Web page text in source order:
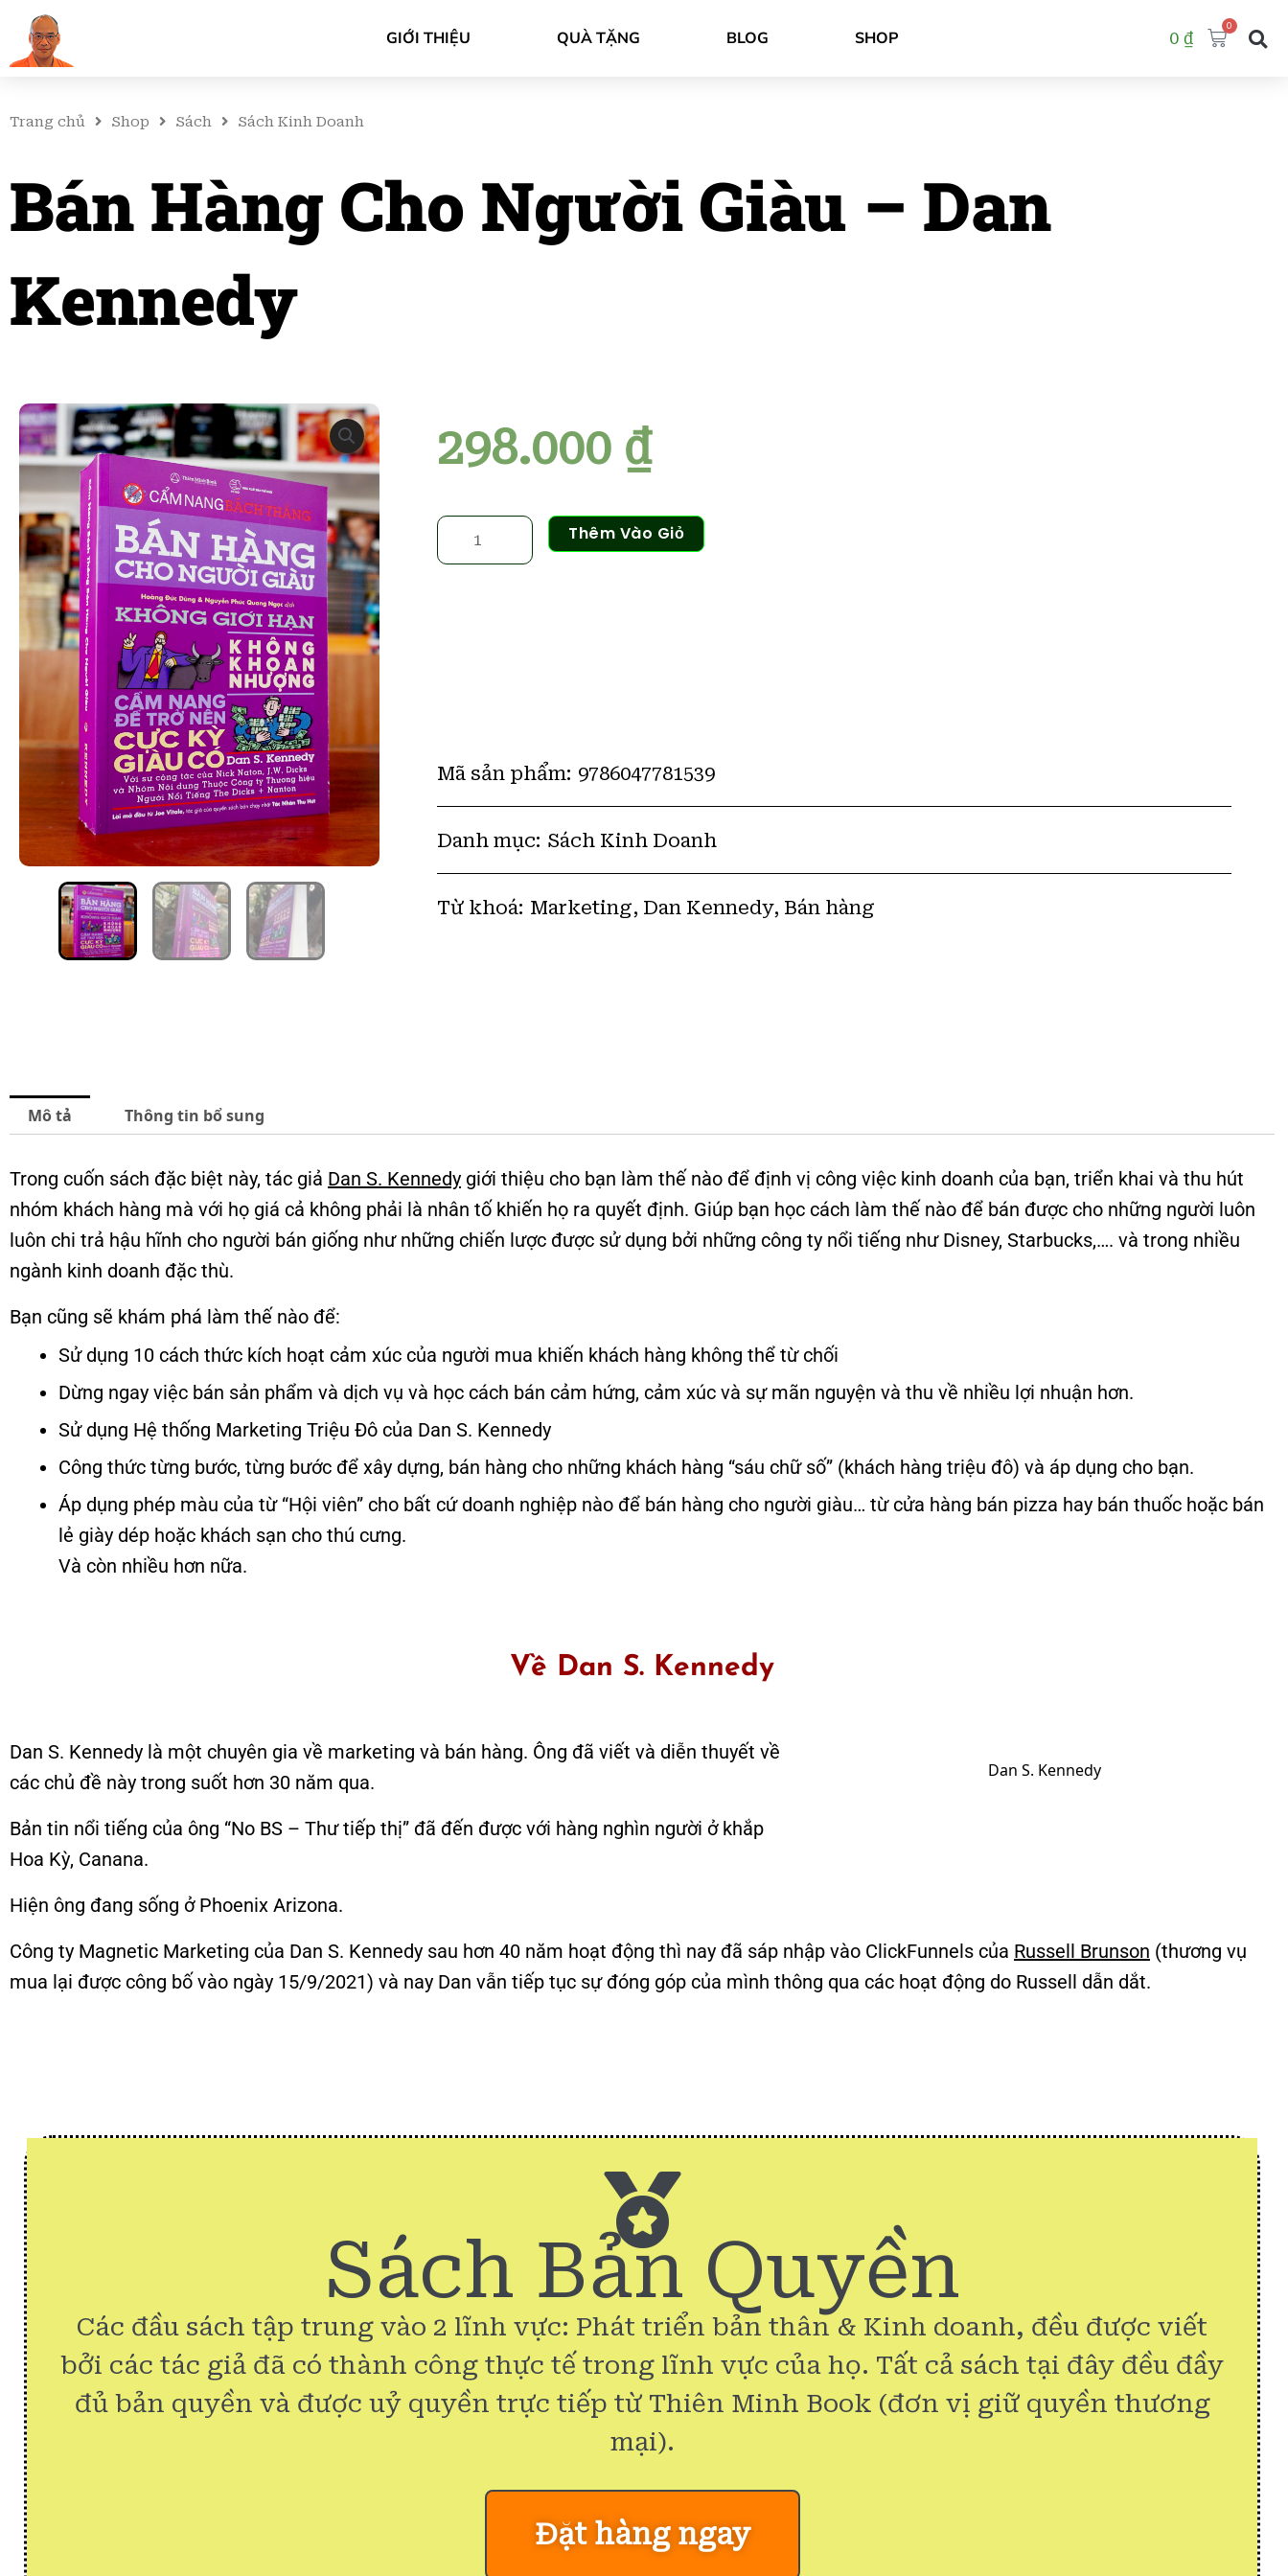
GIỚI THIỆU QUÀ TẶNG BLOG SHOP 0 ₫
0
Cart
Trang chủ Shop Sách Sách Kinh Doanh
Bán Hàng Cho Người Giàu – Dan
Kennedy
298.000 ₫
Bán
Hàng
Người
Thêm Vào Giỏ
Mã sản phẩm: 9786047781539
Danh mục: Sách Kinh Doanh
Từ khoá: Marketing, Dan Kennedy, Bán hàng
Mô tả Thông tin bổ sung
Trong cuốn sách đặc biệt này, tác giả Dan S. Kennedy giới thiệu cho bạn làm thế nào để định vị công việc kinh doanh của bạn, triển khai và thu hút
nhóm khách hàng mà với họ giá cả không phải là nhân tố khiến họ ra quyết định. Giúp bạn học cách làm thế nào để bán được cho những người luôn
luôn chi trả hậu hĩnh cho người bán giống như những chiến lược được sử dụng bởi những công ty nổi tiếng như Disney, Starbucks,…. và trong nhiều
ngành kinh doanh đặc thù.
Bạn cũng sẽ khám phá làm thế nào để:
Sử dụng 10 cách thức kích hoạt cảm xúc của người mua khiến khách hàng không thể từ chối
Dừng ngay việc bán sản phẩm và dịch vụ và học cách bán cảm hứng, cảm xúc và sự mãn nguyện và thu về nhiều lợi nhuận hơn.
Sử dụng Hệ thống Marketing Triệu Đô của Dan S. Kennedy
Công thức từng bước, từng bước để xây dựng, bán hàng cho những khách hàng “sáu chữ số” (khách hàng triệu đô) và áp dụng cho bạn.
Áp dụng phép màu của từ “Hội viên” cho bất cứ doanh nghiệp nào để bán hàng cho người giàu… từ cửa hàng bán pizza hay bán thuốc hoặc bán
lẻ giày dép hoặc khách sạn cho thú cưng.
Và còn nhiều hơn nữa.
Về Dan S. Kennedy
Dan S. Kennedy
Dan S. Kennedy là một chuyên gia về marketing và bán hàng. Ông đã viết và diễn thuyết về
các chủ đề này trong suốt hơn 30 năm qua.
Bản tin nổi tiếng của ông “No BS – Thư tiếp thị” đã đến được với hàng nghìn người ở khắp
Hoa Kỳ, Canana.
Hiện ông đang sống ở Phoenix Arizona.
Công ty Magnetic Marketing của Dan S. Kennedy sau hơn 40 năm hoạt động thì nay đã sáp nhập vào ClickFunnels của Russell Brunson (thương vụ
mua lại được công bố vào ngày 15/9/2021) và nay Dan vẫn tiếp tục sự đóng góp của mình thông qua các hoạt động do Russell dẫn dắt.
Sách Bản Quyền
Các đầu sách tập trung vào 2 lĩnh vực: Phát triển bản thân & Kinh doanh, đều được viết
bởi các tác giả đã có thành công thực tế trong lĩnh vực của họ. Tất cả sách tại đây đều đầy
đủ bản quyền và được uỷ quyền trực tiếp từ Thiên Minh Book (đơn vị giữ quyền thương
mại).
Đặt hàng ngay